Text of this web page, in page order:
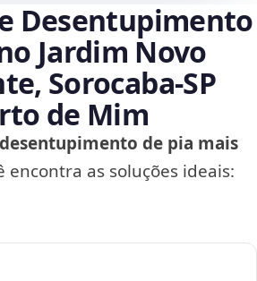
Desentupimento
Jardim Novo
Sorocaba‑SP
de Mim
de pia mais
encontra as soluções ideais: